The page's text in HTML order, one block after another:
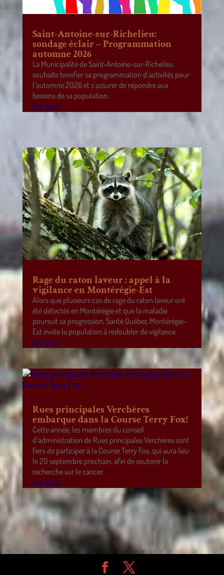
Saint-Antoine-sur-Richelieu:
sondage éclair – Programmation
automne 2026
La Municipalité de Saint-Antoine-sur-Richelieu
souhaite bonifier sa programmation d’activités pour
l’automne 2026 et s’assurer de répondre aux
besoins de sa population.
lire plus
Rage du raton laveur : appel à la
vigilance en Montérégie-Est
Alors que plusieurs cas de rage du raton laveur ont
été détectés en Montérégie et que la maladie
poursuit sa progression, Santé Québec Montérégie-
Est invite la population à redoubler de vigilance.
lire plus
Rues principales Verchères
embarque dans la Course Terry Fox!
Cette année, les membres du conseil
d’administration de Rues principales Verchères sont
fiers de participer à la Course Terry Fox, qui aura lieu
le 20 septembre prochain, afin de soutenir la
recherche sur le cancer.
lire plus